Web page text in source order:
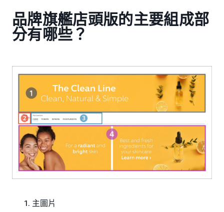
品牌旗艦店頭版的主要組成部
分有哪些？
主圖片